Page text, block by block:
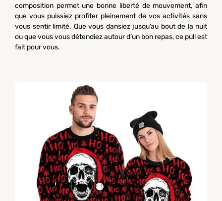
composition permet une bonne liberté de mouvement, afin
que vous puissiez profiter pleinement de vos activités sans
vous sentir limité. Que vous dansiez jusqu’au bout de la nuit
ou que vous vous détendiez autour d’un bon repas, ce pull est
fait pour vous.